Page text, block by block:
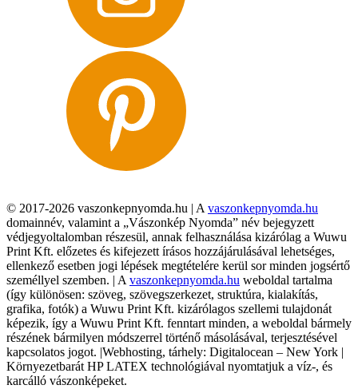
© 2017-2026 vaszonkepnyomda.hu | A vaszonkepnyomda.hu
domainnév, valamint a „Vászonkép Nyomda” név bejegyzett
védjegyoltalomban részesül, annak felhasználása kizárólag a Wuwu
Print Kft. előzetes és kifejezett írásos hozzájárulásával lehetséges,
ellenkező esetben jogi lépések megtételére kerül sor minden jogsértő
személlyel szemben. | A vaszonkepnyomda.hu weboldal tartalma
(így különösen: szöveg, szövegszerkezet, struktúra, kialakítás,
grafika, fotók) a Wuwu Print Kft. kizárólagos szellemi tulajdonát
képezik, így a Wuwu Print Kft. fenntart minden, a weboldal bármely
részének bármilyen módszerrel történő másolásával, terjesztésével
kapcsolatos jogot. |Webhosting, tárhely: Digitalocean – New York |
Környezetbarát HP LATEX technológiával nyomtatjuk a víz-, és
karcálló vászonképeket.